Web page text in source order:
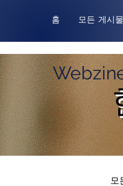
홈 모든 게시물
모